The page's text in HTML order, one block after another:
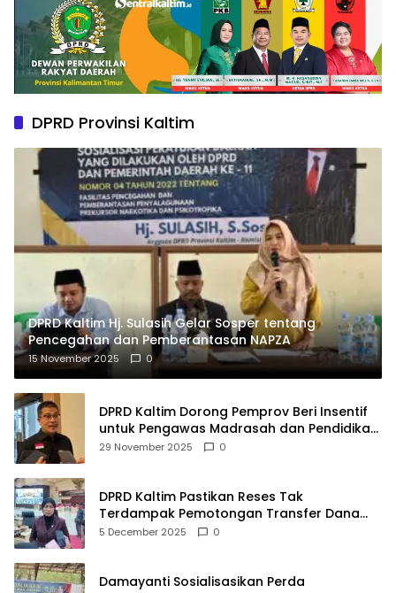
DPRD Provinsi Kaltim
DPRD Kaltim Hj. Sulasih Gelar Sosper tentang
Pencegahan dan Pemberantasan NAPZA
15 November 2025 0
DPRD Kaltim Dorong Pemprov Beri Insentif
untuk Pengawas Madrasah dan Pendidikan
Agama
29 November 2025 0
DPRD Kaltim Pastikan Reses Tak
Terdampak Pemotongan Transfer Dana
Pusat
5 December 2025 0
Damayanti Sosialisasikan Perda